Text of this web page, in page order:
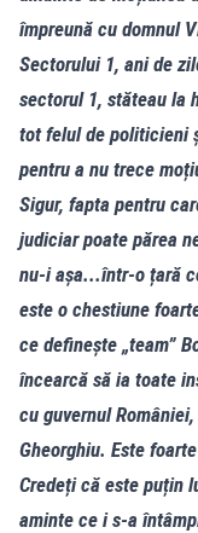
împreună cu domnul
Sectorului 1, ani de
sectorul 1, stăteau la
tot felul de politicieni
pentru a nu trece
Sigur, fapta pentru
judiciar poate părea
nu-i așa...într-o țară
este o chestiune
ce definește „team”
încearcă să ia toate
cu guvernul
Gheorghiu. Este
Credeți că este puțin
aminte ce i s-a